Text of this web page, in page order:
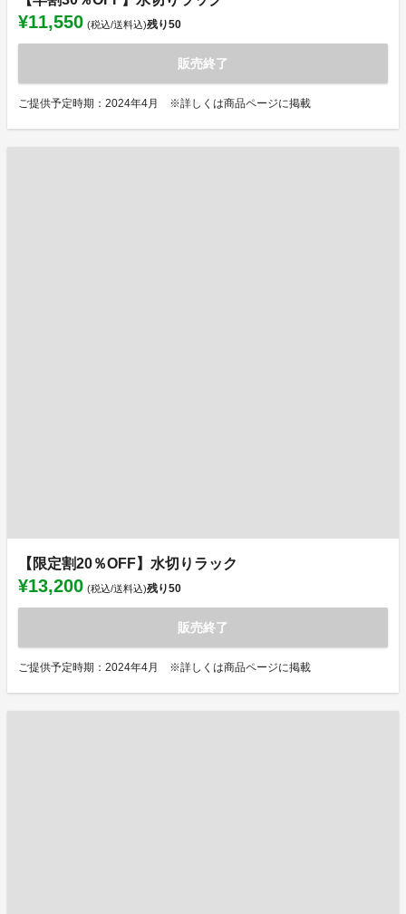
¥11,550 (税込/送料込)残り50
販売終了
ご提供予定時期：2024年4月 ※詳しくは商品ページに掲載
【限定割20％OFF】水切りラック
¥13,200 (税込/送料込)残り50
販売終了
ご提供予定時期：2024年4月 ※詳しくは商品ページに掲載